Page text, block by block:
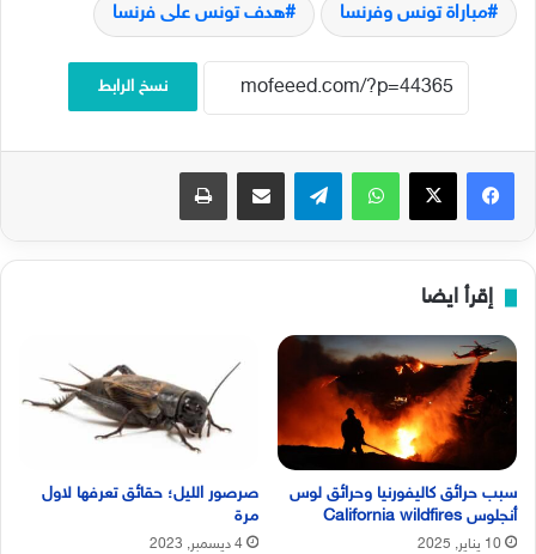
مباراة تونس وفرنسا هدف تونس على فرنسا
نسخ الرابط
فيسبوك‫X واتساب تيلقرام مشاركة عبر البريد طباعة
إقرأ ايضا
سبب حرائق كاليفورنيا وحرائق لوس
أنجلوس California wildfires
10 يناير, 2025
صرصور الليل؛ حقائق تعرفها لاول
مرة
4 ديسمبر, 2023